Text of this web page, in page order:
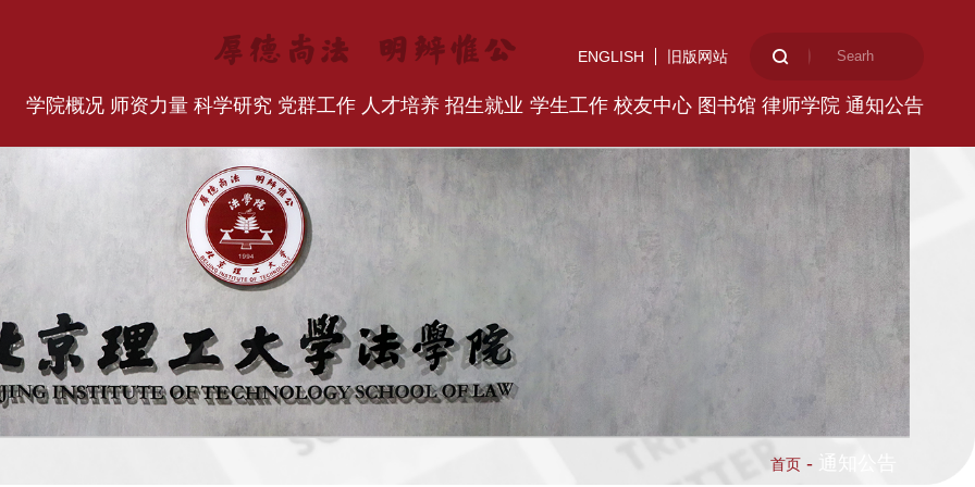
ENGLISH 旧版网站
学院概况 师资力量 科学研究 党群工作 人才培养 招生就业 学生工作 校友中心 图书馆 律师学院 通知公告
首页 -